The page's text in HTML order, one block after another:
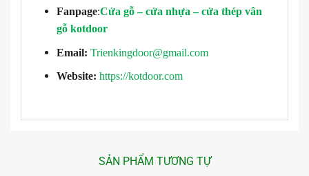
Fanpage:Cửa gỗ – cửa nhựa – cửa thép vân
gỗ kotdoor
Email: Trienkingdoor@gmail.com
Website: https://kotdoor.com
SẢN PHẨM TƯƠNG TỰ